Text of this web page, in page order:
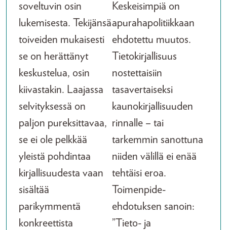
soveltuvin osin
lukemisesta. Tekijänsä
toiveiden mukaisesti
se on herättänyt
keskustelua, osin
kiivastakin. Laajassa
selvityksessä on
paljon pureksittavaa,
se ei ole pelkkää
yleistä pohdintaa
kirjallisuudesta vaan
sisältää
parikymmentä
konkreettista
Keskeisimpiä on
apurahapolitiikkaan
ehdotettu muutos.
Tietokirjallisuus
nostettaisiin
tasavertaiseksi
kaunokirjallisuuden
rinnalle – tai
tarkemmin sanottuna
niiden välillä ei enää
tehtäisi eroa.
Toimenpide-
ehdotuksen sanoin:
”Tieto- ja